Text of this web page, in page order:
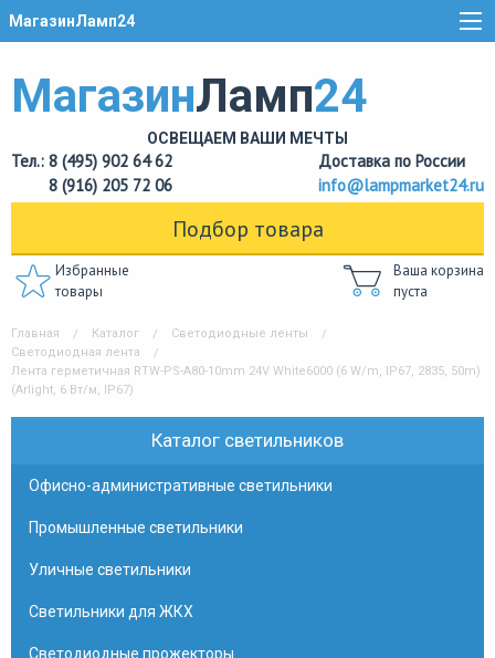
МагазинЛамп24
МагазинЛамп24
ОСВЕЩАЕМ ВАШИ МЕЧТЫ
Тел.: 8 (495) 902 64 62
8 (916) 205 72 06
Доставка по России
info@lampmarket24.ru
Подбор товара
Избранные
товары
Ваша корзина
пуста
Главная Каталог
Светодиодные ленты
Светодиодная лента
Лента герметичная RTW-PS-A80-10mm 24V White6000 (6 W/m, IP67, 2835, 50m)
(Arlight, 6 Вт/м, IP67)
Каталог светильников
Офисно-административные светильники
Промышленные светильники
Уличные светильники
Светильники для ЖКХ
Светодиодные прожекторы